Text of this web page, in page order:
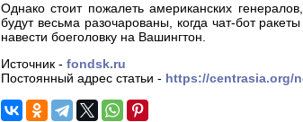
Однако стоит пожалеть американских
будут весьма разочарованы, когда чат-бот
навести боеголовку на Вашингтон.
Источник - fondsk.ru
Постоянный адрес статьи - https://centrasia.org/